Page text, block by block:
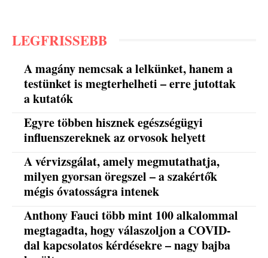
LEGFRISSEBB
A magány nemcsak a lelkünket, hanem a
testünket is megterhelheti – erre jutottak
a kutatók
Egyre többen hisznek egészségügyi
influenszereknek az orvosok helyett
A vérvizsgálat, amely megmutathatja,
milyen gyorsan öregszel – a szakértők
mégis óvatosságra intenek
Anthony Fauci több mint 100 alkalommal
megtagadta, hogy válaszoljon a COVID-
dal kapcsolatos kérdésekre – nagy bajba